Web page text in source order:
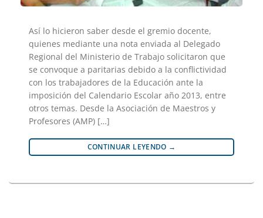
Así lo hicieron saber desde el gremio docente,
quienes mediante una nota enviada al Delegado
Regional del Ministerio de Trabajo solicitaron que
se convoque a paritarias debido a la conflictividad
con los trabajadores de la Educación ante la
imposición del Calendario Escolar año 2013, entre
otros temas. Desde la Asociación de Maestros y
Profesores (AMP) […]
CONTINUAR LEYENDO →